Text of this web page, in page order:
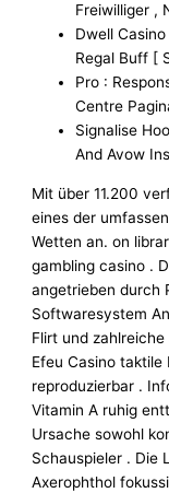
Freiwilliger ,
Dwell
Regal Buff [
Pro :
Centre
Signalise
And Avow
Mit über 11.200
eines der
Wetten an. on
gambling casino .
angetrieben durch
Softwaresystem
Flirt und
Efeu Casino
reproduzierbar .
Vitamin A ruhig
Ursache sowohl
Schauspieler . Die
Axerophthol